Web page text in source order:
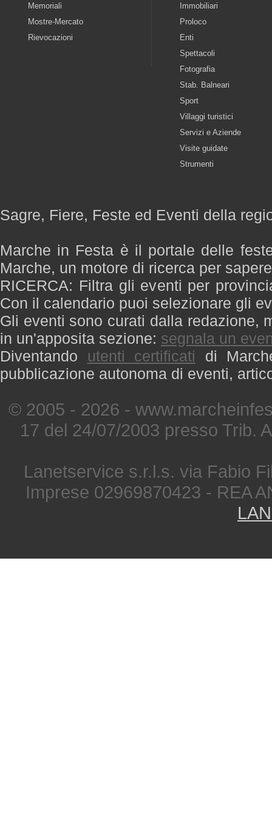
Memoriali
Mostre-Mercato
Rievocazioni
Immobiliari
Proloco
Enti
Spettacoli
Fotografia
Stab. Balneari
Sport
Villaggi turistici
Servizi e Aziende
Visite guidate
Strumenti
Sagre, Fiere, Feste ed Eventi della
Marche in Festa è il portale delle
Marche, un motore di ricerca per
RICERCA: Filtra gli eventi per
Con il calendario puoi selezionare gli
Gli eventi sono curati dalla redazione,
in un'apposita sezione: segnala un
Diventando utenti certificati di
pubblicazione autonoma di eventi,
© 2005 - 2026 -
17 del 24/07/2003 presso Trib.
Lanetservice s.r.l.s. via Fabio
Imprese 02969870423 - REA